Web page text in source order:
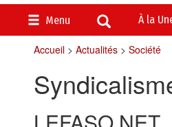
Menu À la
Accueil> Actualités> Société